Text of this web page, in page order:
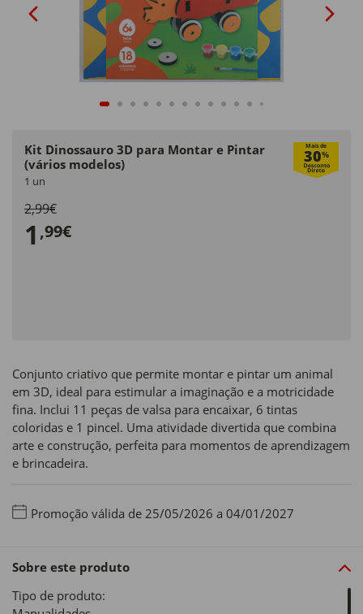
Kit Dinossauro 3D para Montar e Pintar
(vários modelos)
Mais de
30%
1 un
2,99€
1 ,99€
Conjunto criativo que permite montar e pintar um animal
em 3D, ideal para estimular a imaginação e a motricidade
fina. Inclui 11 peças de valsa para encaixar, 6 tintas
coloridas e 1 pincel. Uma atividade divertida que combina
arte e construção, perfeita para momentos de aprendizagem
e brincadeira.
Promoção válida de 25/05/2026 a 04/01/2027
Sobre este produto
Tipo de produto: